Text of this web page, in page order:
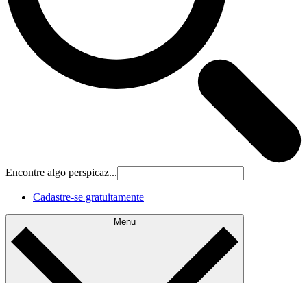
Encontre algo perspicaz...
Cadastre‐se gratuitamente
Menu